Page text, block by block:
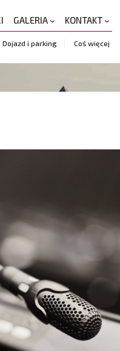
GALERIA KONTAKT
Dojazd i parking Coś więcej